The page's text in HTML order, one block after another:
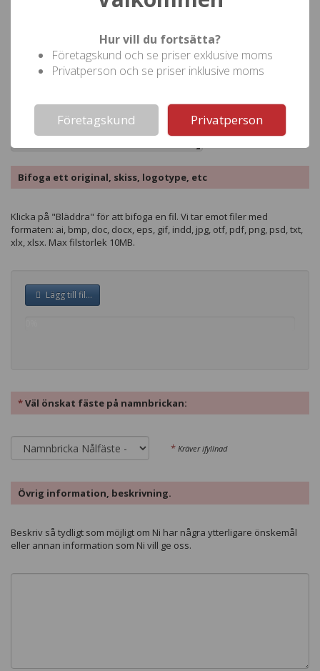
Bifoga ett original, skiss, logotype, etc
Klicka på "Bläddra" för att bifoga en fil. Vi tar emot filer med
formaten: ai, bmp, doc, docx, eps, gif, indd, jpg, otf, pdf, png, psd, txt,
xlx, xlsx. Max filstorlek 10MB.
Lägg till fil...
*Väl önskat fäste på namnbrickan:
* Kräver ifyllnad
Övrig information, beskrivning.
Beskriv så tydligt som möjligt om Ni har några ytterligare önskemål
eller annan information som Ni vill ge oss.
Hur vill du fortsätta?
Företagskund och se priser exklusive moms
Privatperson och se priser inklusive moms
Företagskund Privatperson